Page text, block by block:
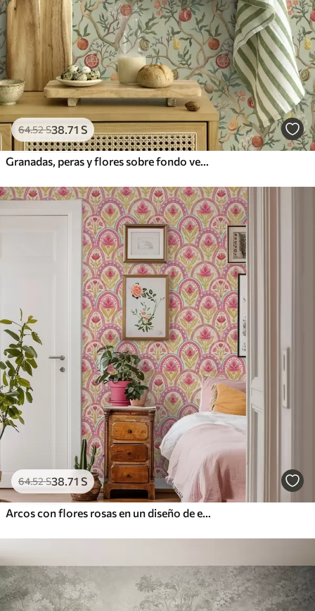
64.52S38.71 S
Granadas, peras y flores sobre fondo verde pálido
64.52S38.71 S
Arcos con flores rosas en un diseño de estilo folclórico